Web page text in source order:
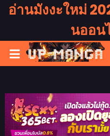
อ่านมังงะใหม่
นออน